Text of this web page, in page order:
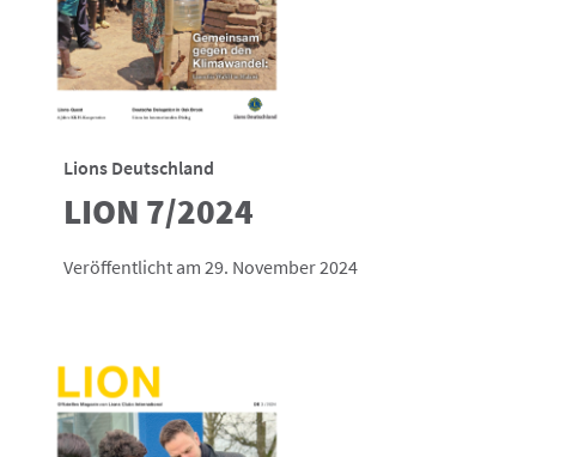
Lions Deutschland
LION 7/2024
Veröffentlicht am 29. November 2024